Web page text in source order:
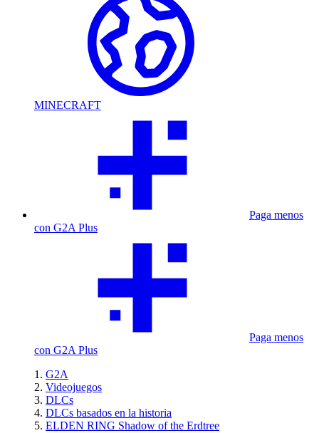
MINECRAFT
Paga menos
con G2A Plus
Paga menos
con G2A Plus
G2A
Videojuegos
DLCs
DLCs basados en la historia
ELDEN RING Shadow of the Erdtree